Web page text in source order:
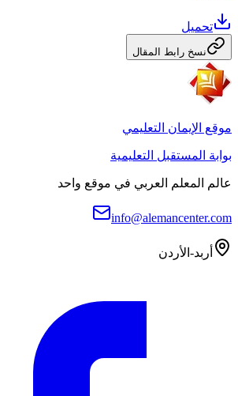
تحميل
نسخ رابط المقال
موقع الإيمان التعليمي
بوابة المستقبل التعليمية
عالم المعلم العربي في موقع واحد
info@alemancenter.com
أربد-الأردن